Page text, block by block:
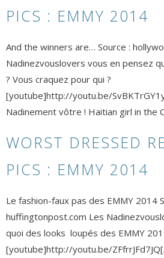
PICS : EMMY 2014
And the winners are… Source :
Nadinezvouslovers vous en pensez
? Vous craquez pour qui ?
[youtube]http://youtu.be/
Nadinement vôtre ! Haitian girl in the
WORST DRESSED
PICS : EMMY 2014
Le fashion-faux pas des EMMY 2014
huffingtonpost.com Les
quoi des looks loupés des EMMY
[youtube]http://youtu.be/